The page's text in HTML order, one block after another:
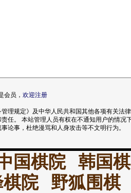
会员， 欢迎注册
理规定》及中华人民共和国其他各项有关法
任。 本站管理人员有权在不通知用户的情况
论事，杜绝漫骂和人身攻击等不文明行为。
国棋院
韩国
院 野狐围棋